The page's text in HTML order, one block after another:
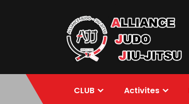
Alliance Judo
Jiu-jitsu
CLUB Activites